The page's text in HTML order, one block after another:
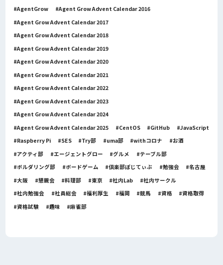
AgentGrow
Agent Grow Advent Calendar 2016
Agent Grow Advent Calendar 2017
Agent Grow Advent Calendar 2018
Agent Grow Advent Calendar 2019
Agent Grow Advent Calendar 2020
Agent Grow Advent Calendar 2021
Agent Grow Advent Calendar 2022
Agent Grow Advent Calendar 2023
Agent Grow Advent Calendar 2024
Agent Grow Advent Calendar 2025
CentOS GitHub
JavaScript
Raspberry Pi
SES Try部 uma部 withコロナ
お酒
アクティ部
エージェントグロー グルメ
テーブル部
ボルダリング部
ボードゲーム 倶楽部ぽじてぃぶ 勉強会
名古屋
大阪
懇親会 料理部 東京 社内Lab
社内サークル
社内勉強会
社員総会 福利厚生 福岡 競馬 資格
資格取得
資格試験
趣味 麻雀部